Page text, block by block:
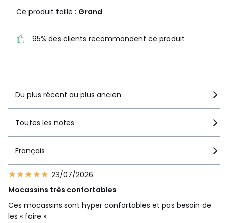
1 0
2
recommandent ce produit
Ce produit taille : Grand
95% des clients recommandent ce produit
Du plus récent au plus ancien
Toutes les notes
Français
23/07/2026
Mocassins très confortables
Ces mocassins sont hyper confortables et pas besoin de
les « faire ».